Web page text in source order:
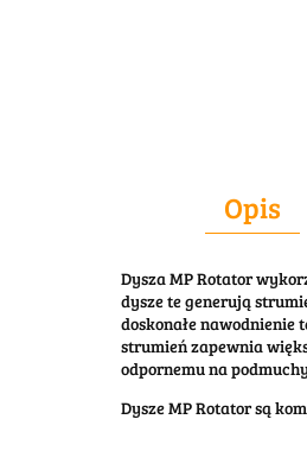
Opis
Dysza MP Rotator
dysze te generują
doskonałe
strumień zapewnia
odpornemu na
Dysze MP Rotator są